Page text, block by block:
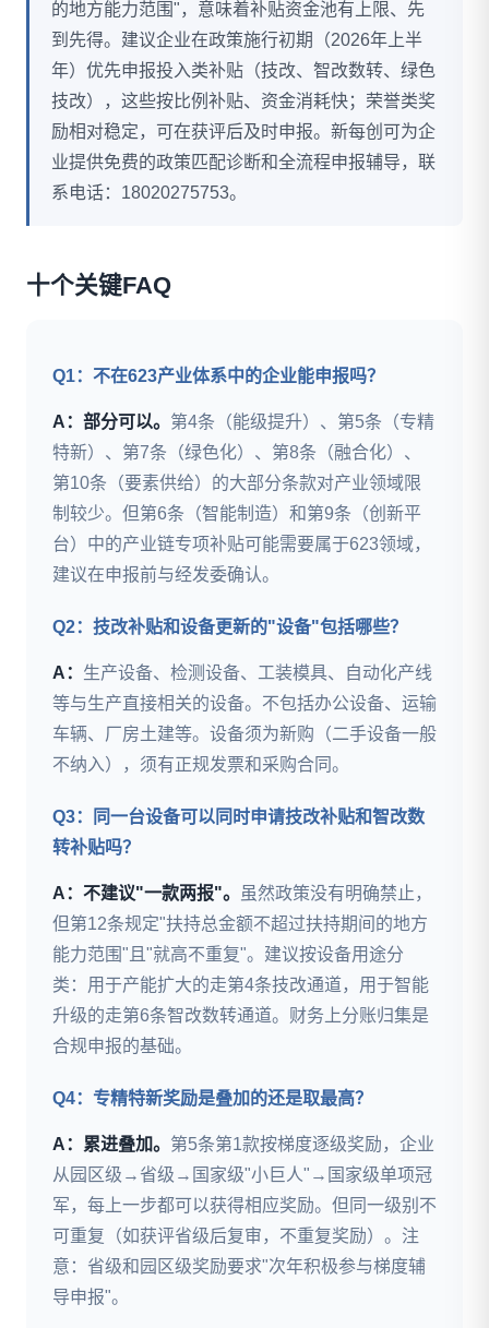
的地方能力范围"，意味着补贴资金池有上限、先
到先得。建议企业在政策施行初期（2026年上半
年）优先申报投入类补贴（技改、智改数转、绿色
技改），这些按比例补贴、资金消耗快；荣誉类奖
励相对稳定，可在获评后及时申报。新每创可为企
业提供免费的政策匹配诊断和全流程申报辅导，联
系电话：18020275753。
十个关键FAQ
Q1：不在623产业体系中的企业能申报吗？
A：部分可以。 第4条（能级提升）、第5条（专精
特新）、第7条（绿色化）、第8条（融合化）、
第10条（要素供给）的大部分条款对产业领域限
制较少。但第6条（智能制造）和第9条（创新平
台）中的产业链专项补贴可能需要属于623领域，
建议在申报前与经发委确认。
Q2：技改补贴和设备更新的"设备"包括哪些？
A： 生产设备、检测设备、工装模具、自动化产线
等与生产直接相关的设备。不包括办公设备、运输
车辆、厂房土建等。设备须为新购（二手设备一般
不纳入），须有正规发票和采购合同。
Q3：同一台设备可以同时申请技改补贴和智改数
转补贴吗？
A：不建议"一款两报"。
虽然政策没有明确禁止，
但第12条规定"扶持总金额不超过扶持期间的地方
能力范围"且"就高不重复"。建议按设备用途分
类：用于产能扩大的走第4条技改通道，用于智能
升级的走第6条智改数转通道。财务上分账归集是
合规申报的基础。
Q4：专精特新奖励是叠加的还是取最高？
A：累进叠加。 第5条第1款按梯度逐级奖励，企业
从园区级→省级→国家级"小巨人"→国家级单项冠
军，每上一步都可以获得相应奖励。但同一级别不
可重复（如获评省级后复审，不重复奖励）。注
意：省级和园区级奖励要求"次年积极参与梯度辅
导申报"。